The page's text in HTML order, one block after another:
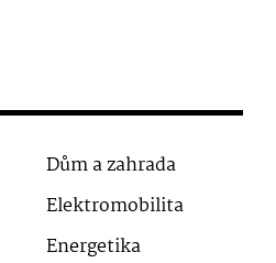
Dům a zahrada
Elektromobilita
Energetika